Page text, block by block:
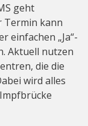
geht
Termin kann
einfachen „Ja“-
Aktuell nutzen
die die
wird alles